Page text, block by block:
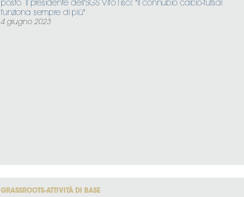
posto. Il presidente dell'SGS Vito Tisci: "Il connubio calcio-futsal
funziona sempre di più"
4 giugno 2023
GRASSROOTS-ATTIVITÀ DI BASE